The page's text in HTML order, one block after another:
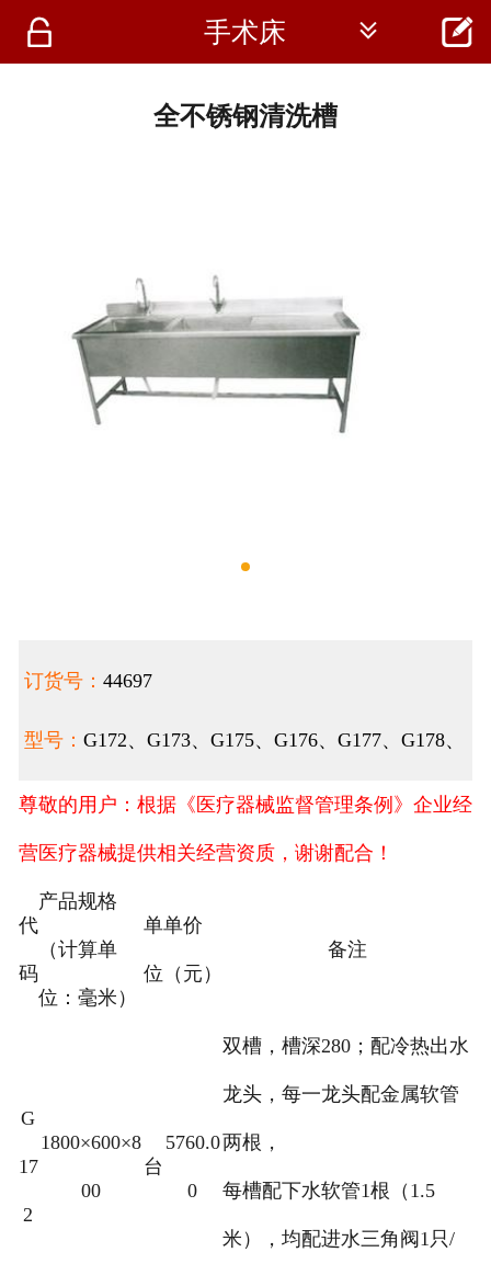
 首页
 手术床  
全不锈钢清洗槽
订货号： 44697
型号： G172、G173、G175、G176、G177、G178、
尊敬的用户：根据《医疗器械监督管理条例》企业经
营医疗器械提供相关经营资质，谢谢配合！
代
码
产品规格
（计算单
位：毫米）
单
位
单价
（元）
备注
G
17
2
1800×600×8
00
台
5760.0
0
双槽，槽深280；配冷热出水
龙头，每一龙头配金属软管
两根，
每槽配下水软管1根（1.5
米），均配进水三角阀1只/